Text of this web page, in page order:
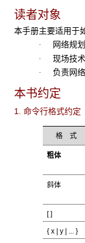
读者对象
本手册主要适用于
· 网络规划
· 现场技术
· 负责网络
本书约定
1. 命令行格式约定
格 式
粗体
斜体
[ ]
{ x | y | ... }